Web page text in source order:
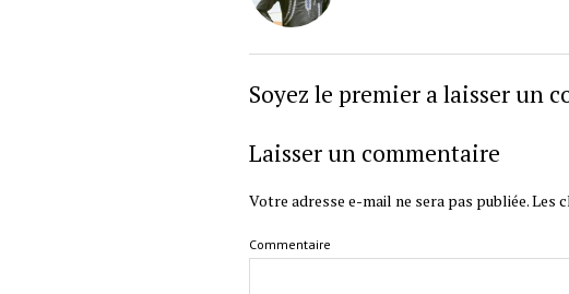
Soyez le premier a laisser un
Laisser un commentaire
Votre adresse e-mail ne sera pas publiée.Les
Commentaire